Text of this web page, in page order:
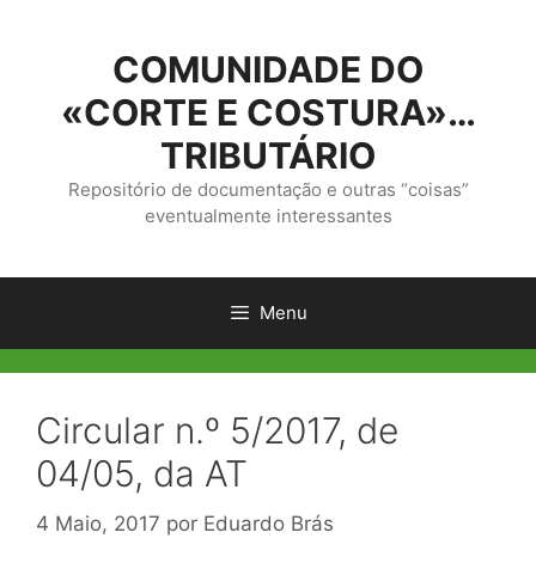
conteúdo
COMUNIDADE DO
«CORTE E COSTURA»…
TRIBUTÁRIO
Repositório de documentação e outras “coisas”
eventualmente interessantes
Menu
Circular n.º 5/2017, de
04/05, da AT
4 Maio, 2017 por Eduardo Brás